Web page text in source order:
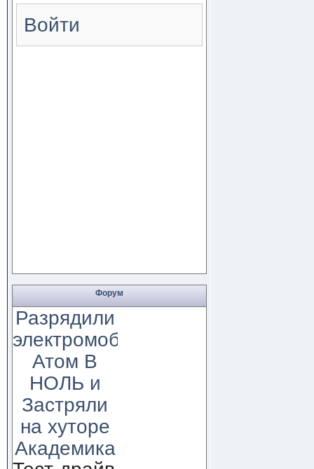
Войти
Форум
Разрядили
электромобиль
Атом В
НОЛЬ и
Застряли
на хуторе
Академика